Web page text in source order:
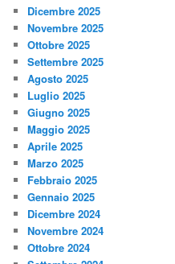
Dicembre 2025
Novembre 2025
Ottobre 2025
Settembre 2025
Agosto 2025
Luglio 2025
Giugno 2025
Maggio 2025
Aprile 2025
Marzo 2025
Febbraio 2025
Gennaio 2025
Dicembre 2024
Novembre 2024
Ottobre 2024